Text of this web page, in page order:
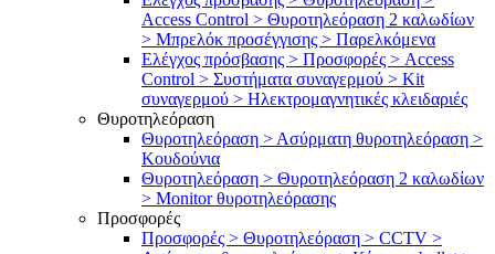
Access Control > Θυροτηλεόραση 2 καλωδίων
> Μπρελόκ προσέγγισης > Παρελκόμενα
Ελέγχος πρόσβασης > Προσφορές > Access
Control > Συστήματα συναγερμού > Kit
συναγερμού > Ηλεκτρομαγνητικές κλειδαριές
Θυροτηλεόραση
Θυροτηλεόραση > Ασύρματη θυροτηλεόραση >
Κουδούνια
Θυροτηλεόραση > Θυροτηλεόραση 2 καλωδίων
> Μonitor θυροτηλεόρασης
Προσφορές
Προσφορές > Θυροτηλεόραση > CCTV >